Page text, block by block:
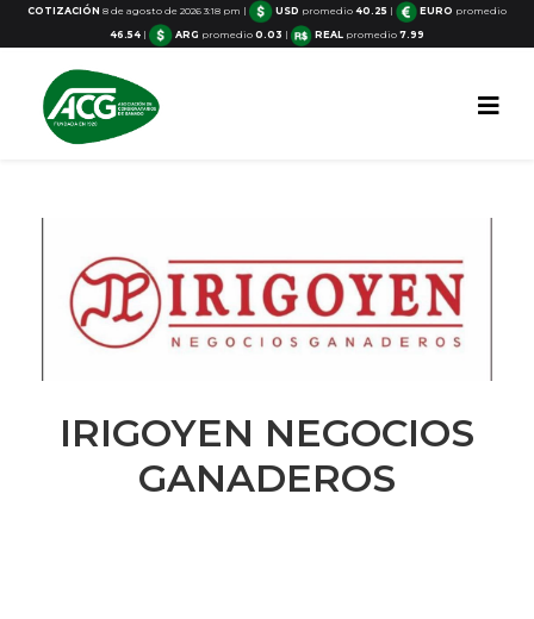
COTIZACIÓN 8 de agosto de 2026 3:18 pm | USD promedio 40.25 | EURO promedio
46.54 | ARG promedio 0.03 | REALpromedio 7.99
IRIGOYEN NEGOCIOS
GANADEROS